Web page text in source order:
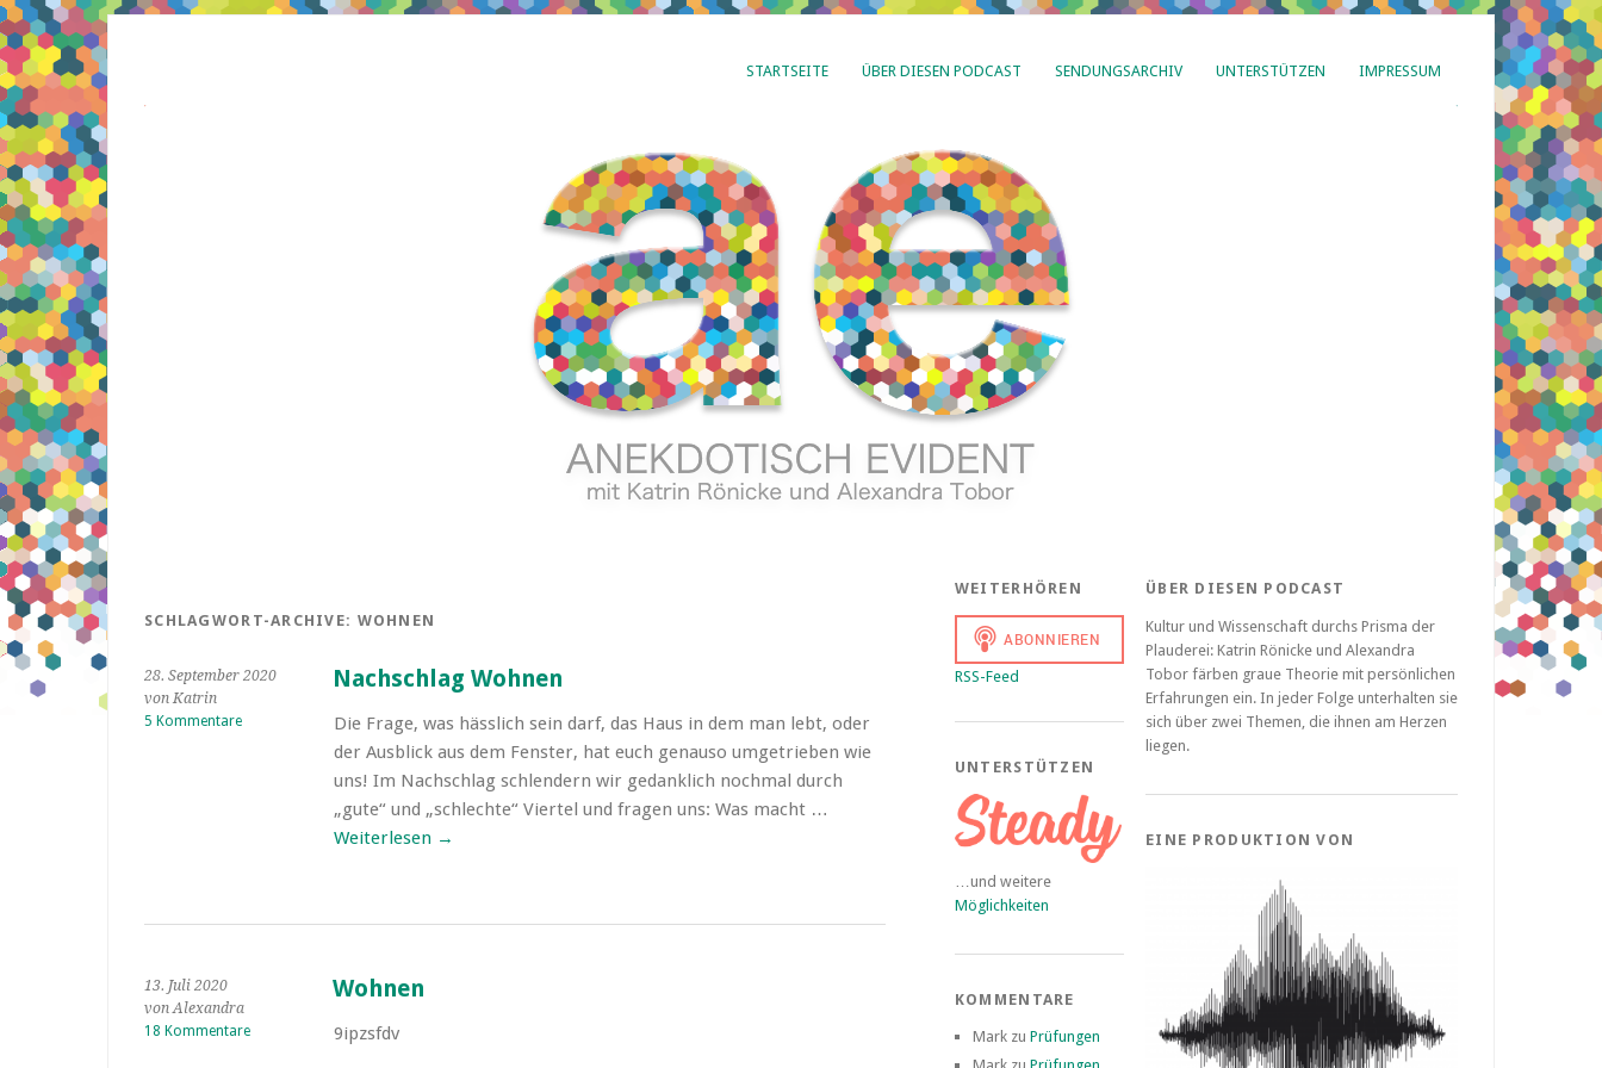
STARTSEITE ÜBER DIESEN PODCAST SENDUNGSARCHIV UNTERSTÜTZEN IMPRESSUM
SCHLAGWORT-ARCHIVE: WOHNEN
28. September 2020
von Katrin
5 Kommentare
Nachschlag Wohnen
Die Frage, was hässlich sein darf, das Haus in dem man lebt, oder
der Ausblick aus dem Fenster, hat euch genauso umgetrieben wie
uns! Im Nachschlag schlendern wir gedanklich nochmal durch
„gute“ und „schlechte“ Viertel und fragen uns: Was macht …
Weiterlesen →
13. Juli 2020
von Alexandra
18 Kommentare
Wohnen
9ipzsfdv
WEITERHÖREN
RSS-Feed
UNTERSTÜTZEN
…und weitere
Möglichkeiten
KOMMENTARE
Markzu Prüfungen
ÜBER DIESEN PODCAST
Kultur und Wissenschaft durchs Prisma der
Plauderei: Katrin Rönicke und Alexandra
Tobor färben graue Theorie mit persönlichen
Erfahrungen ein. In jeder Folge unterhalten sie
sich über zwei Themen, die ihnen am Herzen
liegen.
EINE PRODUKTION VON